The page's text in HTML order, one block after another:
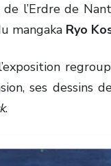
l’Erdre de
mangaka Ryo
ses
.